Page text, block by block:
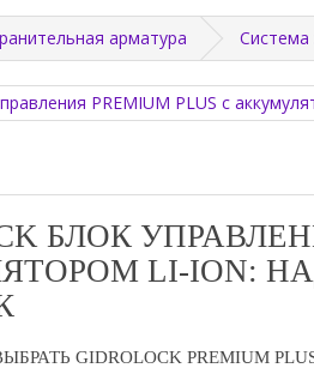
арматура
БЛОК
LI-ION:
GIDROLOCK PREMIUM